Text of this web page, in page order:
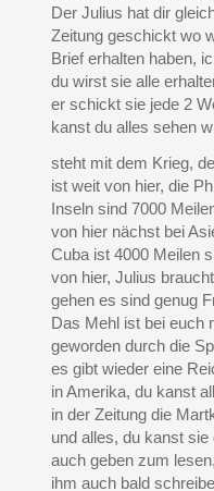
Der Julius hat dir
Zeitung geschickt wo
Brief erhalten haben,
du wirst sie alle
er schickt sie jede 2
kanst du alles sehen
steht mit dem Krieg,
ist weit von hier, die
Inseln sind 7000
von hier nächst bei
Cuba ist 4000 Meilen
von hier, Julius
gehen es sind genug
Das Mehl ist bei euch
geworden durch die
es gibt wieder eine
in Amerika, du kanst
in der Zeitung die
und alles, du kanst sie
auch geben zum
ihm auch bald